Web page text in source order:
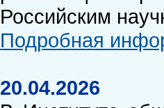
Российским
Подробная
20.04.2026